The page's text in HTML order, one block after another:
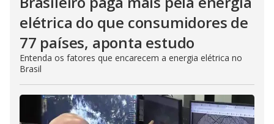
elétrica do que consumidores de
77 países, aponta estudo
Entenda os fatores que encarecem a energia elétrica no
Brasil